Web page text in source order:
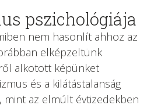
pszichológiája
nem hasonlít ahhoz az
elképzeltünk
alkotott képünket
és a kilátástalanság
mint az elmúlt évtizedekben